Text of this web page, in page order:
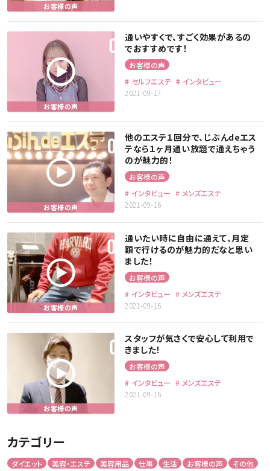
通いやすくで、すごく効果があるの
でおすすめです！
お客様の声
セルフエステ
インタビュー
2021-09-17
他のエステ１回分で、じぶんdeエス
テなら１ヶ月通い放題で通えちゃう
のが魅力的！
お客様の声
インタビュー
メンズエステ
2021-09-16
通いたい時に自由に通えて、月定
額で行けるのが魅力的だなと思い
ました！
お客様の声
インタビュー
メンズエステ
2021-09-16
スタッフが気さくで安心して利用で
きました！
お客様の声
インタビュー
メンズエステ
2021-09-16
カテゴリー
ダイエット 美容・エステ 美容用品 仕事 生活 お客様の声 その他